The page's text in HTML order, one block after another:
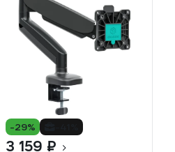
-29%
3 159 ₽